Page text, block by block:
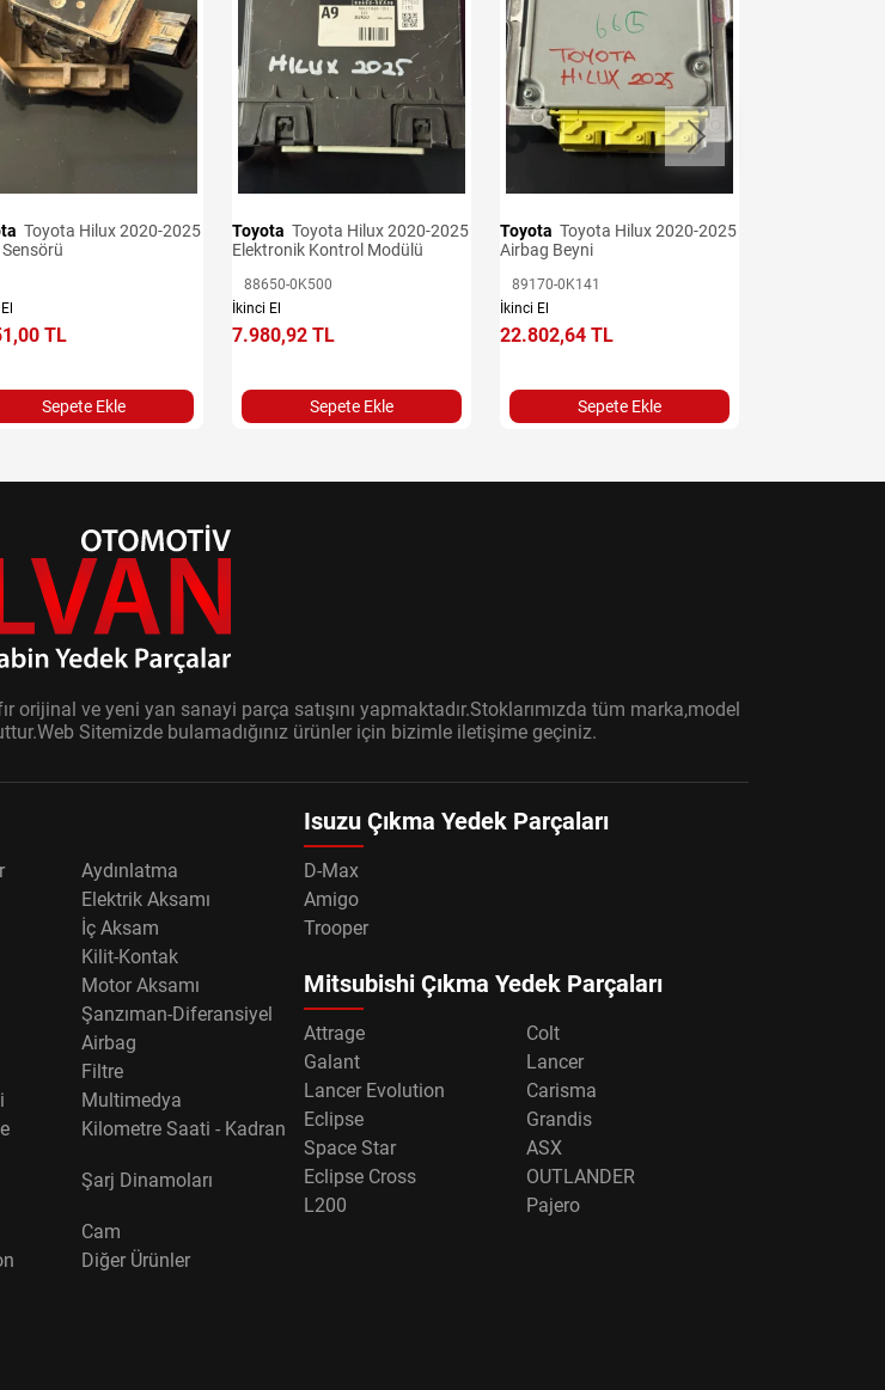
TL
Sepete Ekle
Toyota
Elektronik Kontrol Modülü
88650-0K500
İkinci El
7.980,92 TL
Sepete Ekle
Toyota
Airbag Beyni
89170-0K141
İkinci El
22.802,64 TL
Sepete Ekle
ve yeni yan sanayi parça satışını yapmaktadır.Stoklarımızda tüm marka,model
Sitemizde bulamadığınız ürünler için bizimle iletişime geçiniz.
Aydınlatma
Elektrik Aksamı
İç Aksam
Kilit-Kontak
Motor Aksamı
Şanzıman-Diferansiyel
Airbag
Filtre
Multimedya
Kilometre Saati - Kadran
Şarj Dinamoları
Cam
Diğer Ürünler
Isuzu Çıkma Yedek Parçaları
D-Max
Amigo
Trooper
Mitsubishi Çıkma Yedek Parçaları
Attrage
Colt
Galant
Lancer
Lancer Evolution
Carisma
Eclipse
Grandis
Space Star
ASX
Eclipse Cross
OUTLANDER
L200
Pajero